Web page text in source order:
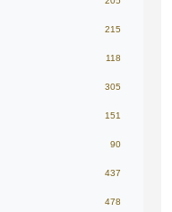
215
118
305
151
90
437
478